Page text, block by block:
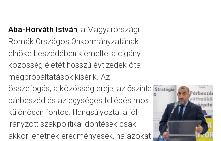
Aba-Horváth István, a Magyarországi
Romák Országos Önkormányzatának
elnöke beszédében kiemelte: a cigány
közösség életét hosszú évtizedek óta
megpróbáltatások kísérik. Az
összefogás, a közösség ereje, az őszinte
párbeszéd és az egységes fellépés most
különösen fontos. Hangsúlyozta: a jól
irányzott szakpolitikai döntések csak
akkor lehetnek eredményesek, ha azokat